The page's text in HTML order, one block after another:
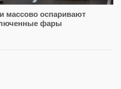
массово оспаривают
фары